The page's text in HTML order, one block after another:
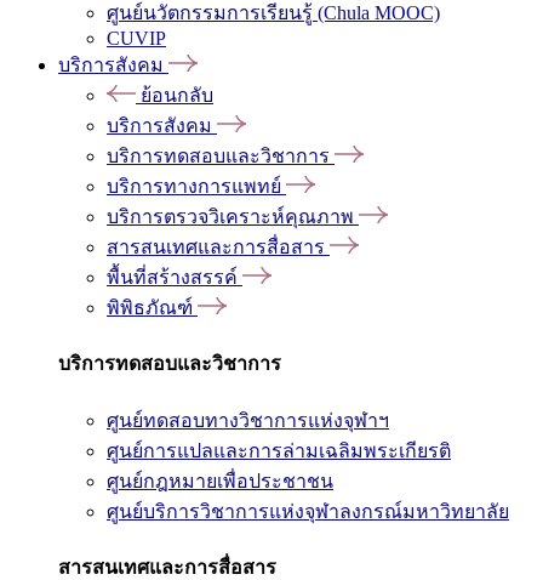
ศูนย์นวัตกรรมการเรียนรู้ (Chula MOOC)
CUVIP
บริการสังคม
ย้อนกลับ
บริการสังคม
บริการทดสอบและวิชาการ
บริการทางการแพทย์
บริการตรวจวิเคราะห์คุณภาพ
สารสนเทศและการสื่อสาร
พื้นที่สร้างสรรค์
พิพิธภัณฑ์
บริการทดสอบและวิชาการ
ศูนย์ทดสอบทางวิชาการแห่งจุฬาฯ
ศูนย์การแปลและการล่ามเฉลิมพระเกียรติ
ศูนย์กฎหมายเพื่อประชาชน
ศูนย์บริการวิชาการแห่งจุฬาลงกรณ์มหาวิทยาลัย
สารสนเทศและการสื่อสาร